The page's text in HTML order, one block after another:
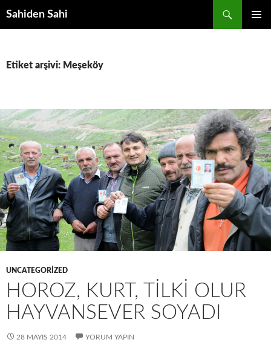
Sahiden Sahi
Etiket arşivi: Meşeköy
UNCATEGORIZED
HOROZ, KURT, TILKI OLUR
HAYVANSEVER SOYADI
28 MAYIS 2014 YORUM YAPIN